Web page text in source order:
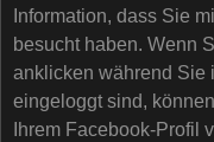
Information, dass Sie
besucht haben. Wenn
anklicken während Sie
eingeloggt sind,
Ihrem Facebook-Profil